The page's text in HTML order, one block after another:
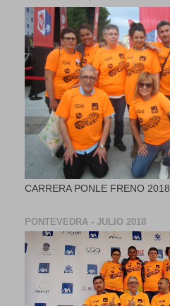
CARRERA PONLE FRENO 2018
PONTEVEDRA - JULIO 2018